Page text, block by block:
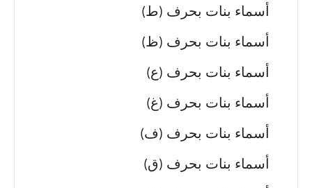
أسماء بنات بحرف (ط)
أسماء بنات بحرف (ظ)
أسماء بنات بحرف (ع)
أسماء بنات بحرف (غ)
أسماء بنات بحرف (ف)
أسماء بنات بحرف (ق)